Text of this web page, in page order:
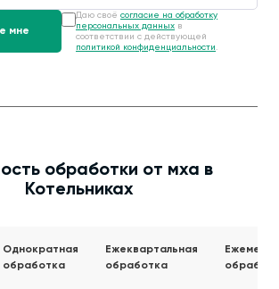
Даю своё согласие на обработку
персональных данных в
соответствии с действующей
политикой конфиденциальности .
обработки от мха в
Котельниках
Однократная
обработка
Ежеквартальная
обработка